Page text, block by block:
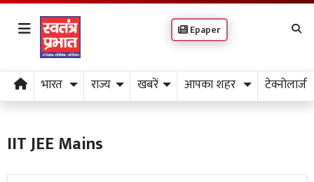
Epaper
भारत राज्य खबरें आपका शहर टेक्नोलाजी
IIT JEE Mains